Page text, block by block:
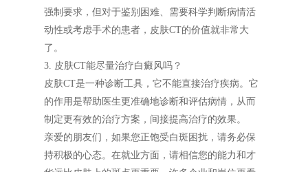
强制要求，但对于鉴别困难、需要科学判断病情活
动性或考虑手术的患者，皮肤CT的价值就非常大
了。
3. 皮肤CT能尽量治疗白癜风吗？
皮肤CT是一种诊断工具，它不能直接治疗疾病。它
的作用是帮助医生更准确地诊断和评估病情，从而
制定更有效的治疗方案，间接提高治疗的效果。
亲爱的朋友们，如果您正饱受白斑困扰，请务必保
持积极的心态。在就业方面，请相信您的能力和才